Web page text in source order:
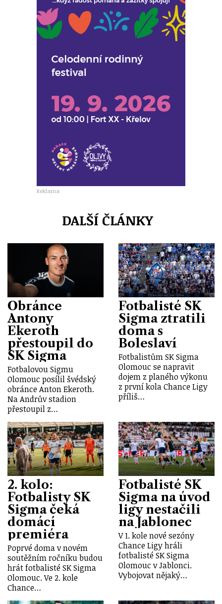
Reklama
DALŠÍ ČLÁNKY
Obránce
Antony
Ekeroth
přestoupil do
SK Sigma
Fotbalovou Sigmu
Olomouc posílil švédský
obránce Anton Ekeroth.
Na Andrův stadion
přestoupil z…
Fotbalisté SK
Sigma ztratili
doma s
Boleslaví
Fotbalistům SK Sigma
Olomouc se napravit
dojem z planého výkonu
z první kola Chance Ligy
příliš…
2. kolo:
Fotbalisty SK
Sigma čeká
domácí
premiéra
Poprvé doma v novém
soutěžním ročníku budou
hrát fotbalisté SK Sigma
Olomouc. Ve 2. kole
Chance…
Fotbalisté SK
Sigma na úvod
ligy nestačili
na Jablonec
V 1. kole nové sezóny
Chance Ligy hráli
fotbalisté SK Sigma
Olomouc v Jablonci.
Vybojovat nějaký…